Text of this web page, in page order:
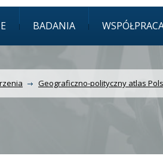
BADANIA
Geograficzno-polityczny atlas